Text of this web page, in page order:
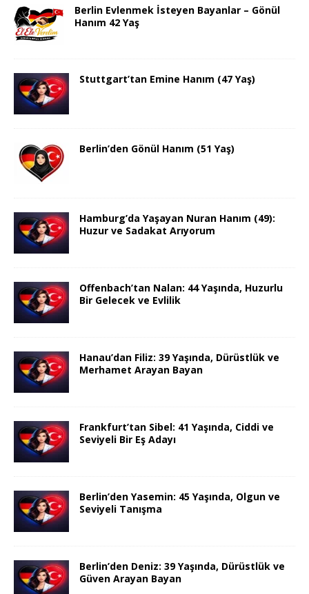
Berlin Evlenmek İsteyen Bayanlar – Gönül
Hanım 42 Yaş
Stuttgart’tan Emine Hanım (47 Yaş)
Berlin’den Gönül Hanım (51 Yaş)
Hamburg’da Yaşayan Nuran Hanım (49):
Huzur ve Sadakat Arıyorum
Offenbach’tan Nalan: 44 Yaşında, Huzurlu
Bir Gelecek ve Evlilik
Hanau’dan Filiz: 39 Yaşında, Dürüstlük ve
Merhamet Arayan Bayan
Frankfurt’tan Sibel: 41 Yaşında, Ciddi ve
Seviyeli Bir Eş Adayı
Berlin’den Yasemin: 45 Yaşında, Olgun ve
Seviyeli Tanışma
Berlin’den Deniz: 39 Yaşında, Dürüstlük ve
Güven Arayan Bayan